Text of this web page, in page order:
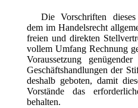
Die Vorschriften dieses
dem im Handelsrecht
freien und direkten
vollem Umfang Rechnung
Voraussetzung
Geschäftshandlungen der
deshalb geboten, damit
Vorstände das
behalten.